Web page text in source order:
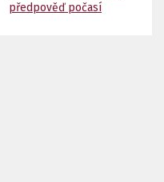
předpověď počasí